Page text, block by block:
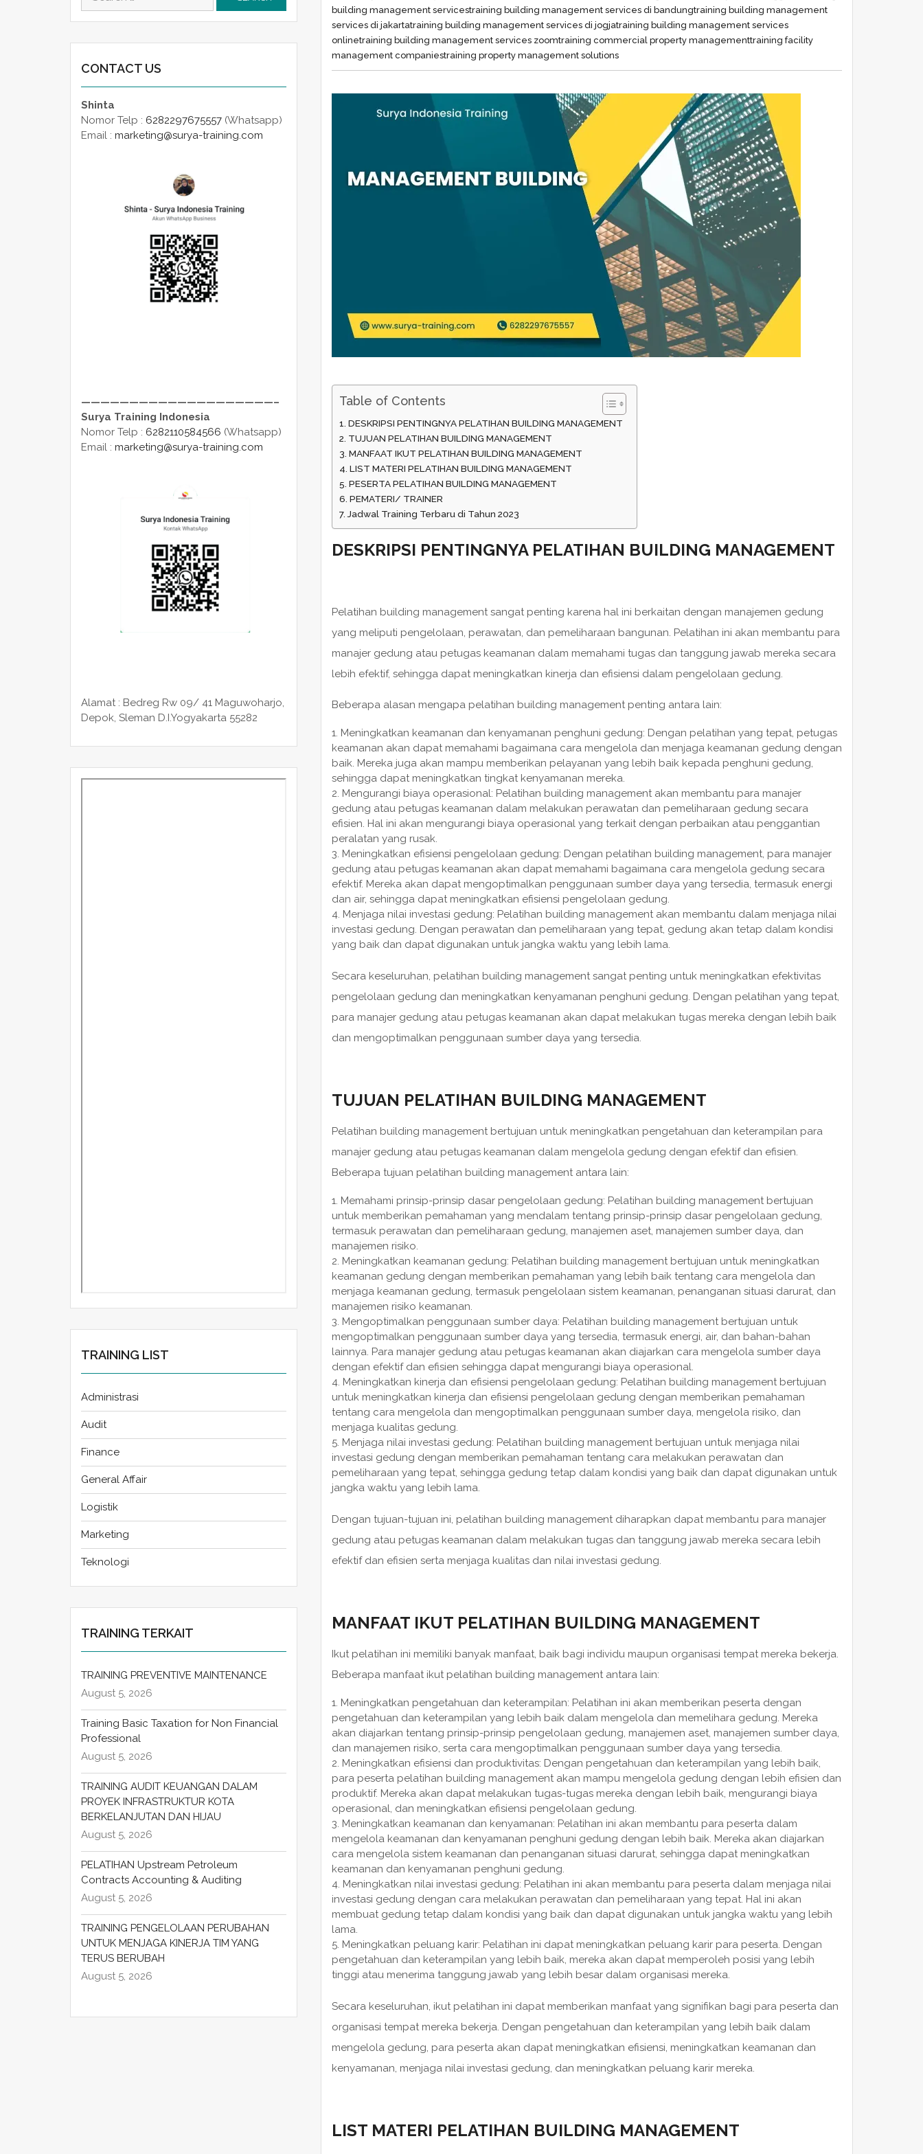
building management servicestraining building management services di bandungtraining building management
services di jakartatraining building management services di jogjatraining building management services
onlinetraining building management services zoomtraining commercial property managementtraining facility
management companiestraining property management solutions
Table of Contents
DESKRIPSI PENTINGNYA PELATIHAN BUILDING MANAGEMENT
TUJUAN PELATIHAN BUILDING MANAGEMENT
MANFAAT IKUT PELATIHAN BUILDING MANAGEMENT
LIST MATERI PELATIHAN BUILDING MANAGEMENT
PESERTA PELATIHAN BUILDING MANAGEMENT
PEMATERI/ TRAINER
Jadwal Training Terbaru di Tahun 2023
DESKRIPSI PENTINGNYA PELATIHAN BUILDING MANAGEMENT
Pelatihan building management sangat penting karena hal ini berkaitan dengan manajemen gedung
yang meliputi pengelolaan, perawatan, dan pemeliharaan bangunan. Pelatihan ini akan membantu para
manajer gedung atau petugas keamanan dalam memahami tugas dan tanggung jawab mereka secara
lebih efektif, sehingga dapat meningkatkan kinerja dan efisiensi dalam pengelolaan gedung.
Beberapa alasan mengapa pelatihan building management penting antara lain:
Meningkatkan keamanan dan kenyamanan penghuni gedung: Dengan pelatihan yang tepat, petugas
keamanan akan dapat memahami bagaimana cara mengelola dan menjaga keamanan gedung dengan
baik. Mereka juga akan mampu memberikan pelayanan yang lebih baik kepada penghuni gedung,
sehingga dapat meningkatkan tingkat kenyamanan mereka.
Mengurangi biaya operasional: Pelatihan building management akan membantu para manajer
gedung atau petugas keamanan dalam melakukan perawatan dan pemeliharaan gedung secara
efisien. Hal ini akan mengurangi biaya operasional yang terkait dengan perbaikan atau penggantian
peralatan yang rusak.
Meningkatkan efisiensi pengelolaan gedung: Dengan pelatihan building management, para manajer
gedung atau petugas keamanan akan dapat memahami bagaimana cara mengelola gedung secara
efektif. Mereka akan dapat mengoptimalkan penggunaan sumber daya yang tersedia, termasuk energi
dan air, sehingga dapat meningkatkan efisiensi pengelolaan gedung.
Menjaga nilai investasi gedung: Pelatihan building management akan membantu dalam menjaga nilai
investasi gedung. Dengan perawatan dan pemeliharaan yang tepat, gedung akan tetap dalam kondisi
yang baik dan dapat digunakan untuk jangka waktu yang lebih lama.
Secara keseluruhan, pelatihan building management sangat penting untuk meningkatkan efektivitas
pengelolaan gedung dan meningkatkan kenyamanan penghuni gedung. Dengan pelatihan yang tepat,
para manajer gedung atau petugas keamanan akan dapat melakukan tugas mereka dengan lebih baik
dan mengoptimalkan penggunaan sumber daya yang tersedia.
TUJUAN PELATIHAN BUILDING MANAGEMENT
Pelatihan building management bertujuan untuk meningkatkan pengetahuan dan keterampilan para
manajer gedung atau petugas keamanan dalam mengelola gedung dengan efektif dan efisien.
Beberapa tujuan pelatihan building management antara lain:
Memahami prinsip-prinsip dasar pengelolaan gedung: Pelatihan building management bertujuan
untuk memberikan pemahaman yang mendalam tentang prinsip-prinsip dasar pengelolaan gedung,
termasuk perawatan dan pemeliharaan gedung, manajemen aset, manajemen sumber daya, dan
manajemen risiko.
Meningkatkan keamanan gedung: Pelatihan building management bertujuan untuk meningkatkan
keamanan gedung dengan memberikan pemahaman yang lebih baik tentang cara mengelola dan
menjaga keamanan gedung, termasuk pengelolaan sistem keamanan, penanganan situasi darurat, dan
manajemen risiko keamanan.
Mengoptimalkan penggunaan sumber daya: Pelatihan building management bertujuan untuk
mengoptimalkan penggunaan sumber daya yang tersedia, termasuk energi, air, dan bahan-bahan
lainnya. Para manajer gedung atau petugas keamanan akan diajarkan cara mengelola sumber daya
dengan efektif dan efisien sehingga dapat mengurangi biaya operasional.
Meningkatkan kinerja dan efisiensi pengelolaan gedung: Pelatihan building management bertujuan
untuk meningkatkan kinerja dan efisiensi pengelolaan gedung dengan memberikan pemahaman
tentang cara mengelola dan mengoptimalkan penggunaan sumber daya, mengelola risiko, dan
menjaga kualitas gedung.
Menjaga nilai investasi gedung: Pelatihan building management bertujuan untuk menjaga nilai
investasi gedung dengan memberikan pemahaman tentang cara melakukan perawatan dan
pemeliharaan yang tepat, sehingga gedung tetap dalam kondisi yang baik dan dapat digunakan untuk
jangka waktu yang lebih lama.
Dengan tujuan-tujuan ini, pelatihan building management diharapkan dapat membantu para manajer
gedung atau petugas keamanan dalam melakukan tugas dan tanggung jawab mereka secara lebih
efektif dan efisien serta menjaga kualitas dan nilai investasi gedung.
MANFAAT IKUT PELATIHAN BUILDING MANAGEMENT
Ikut pelatihan ini memiliki banyak manfaat, baik bagi individu maupun organisasi tempat mereka bekerja.
Beberapa manfaat ikut pelatihan building management antara lain:
Meningkatkan pengetahuan dan keterampilan: Pelatihan ini akan memberikan peserta dengan
pengetahuan dan keterampilan yang lebih baik dalam mengelola dan memelihara gedung. Mereka
akan diajarkan tentang prinsip-prinsip pengelolaan gedung, manajemen aset, manajemen sumber daya,
dan manajemen risiko, serta cara mengoptimalkan penggunaan sumber daya yang tersedia.
Meningkatkan efisiensi dan produktivitas: Dengan pengetahuan dan keterampilan yang lebih baik,
para peserta pelatihan building management akan mampu mengelola gedung dengan lebih efisien dan
produktif. Mereka akan dapat melakukan tugas-tugas mereka dengan lebih baik, mengurangi biaya
operasional, dan meningkatkan efisiensi pengelolaan gedung.
Meningkatkan keamanan dan kenyamanan: Pelatihan ini akan membantu para peserta dalam
mengelola keamanan dan kenyamanan penghuni gedung dengan lebih baik. Mereka akan diajarkan
cara mengelola sistem keamanan dan penanganan situasi darurat, sehingga dapat meningkatkan
keamanan dan kenyamanan penghuni gedung.
Meningkatkan nilai investasi gedung: Pelatihan ini akan membantu para peserta dalam menjaga nilai
investasi gedung dengan cara melakukan perawatan dan pemeliharaan yang tepat. Hal ini akan
membuat gedung tetap dalam kondisi yang baik dan dapat digunakan untuk jangka waktu yang lebih
lama.
Meningkatkan peluang karir: Pelatihan ini dapat meningkatkan peluang karir para peserta. Dengan
pengetahuan dan keterampilan yang lebih baik, mereka akan dapat memperoleh posisi yang lebih
tinggi atau menerima tanggung jawab yang lebih besar dalam organisasi mereka.
Secara keseluruhan, ikut pelatihan ini dapat memberikan manfaat yang signifikan bagi para peserta dan
organisasi tempat mereka bekerja. Dengan pengetahuan dan keterampilan yang lebih baik dalam
mengelola gedung, para peserta akan dapat meningkatkan efisiensi, meningkatkan keamanan dan
kenyamanan, menjaga nilai investasi gedung, dan meningkatkan peluang karir mereka.
LIST MATERI PELATIHAN BUILDING MANAGEMENT
for:
CONTACT US
Shinta
Nomor Telp : 6282297675557 (Whatsapp)
Email : marketing@surya-training.com
————————————————————–
Surya Training Indonesia
Nomor Telp : 6282110584566 (Whatsapp)
Email : marketing@surya-training.com
Alamat : Bedreg Rw 09/ 41 Maguwoharjo,
Depok, Sleman D.I.Yogyakarta 55282
TRAINING LIST
Administrasi
Audit
Finance
General Affair
Logistik
Marketing
Teknologi
TRAINING TERKAIT
TRAINING PREVENTIVE MAINTENANCE
August 5, 2026
Training Basic Taxation for Non Financial
Professional
August 5, 2026
TRAINING AUDIT KEUANGAN DALAM
PROYEK INFRASTRUKTUR KOTA
BERKELANJUTAN DAN HIJAU
August 5, 2026
PELATIHAN Upstream Petroleum
Contracts Accounting & Auditing
August 5, 2026
TRAINING PENGELOLAAN PERUBAHAN
UNTUK MENJAGA KINERJA TIM YANG
TERUS BERUBAH
August 5, 2026